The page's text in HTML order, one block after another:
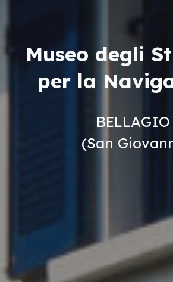
Museo degli
per la
BELLAGIO
(San